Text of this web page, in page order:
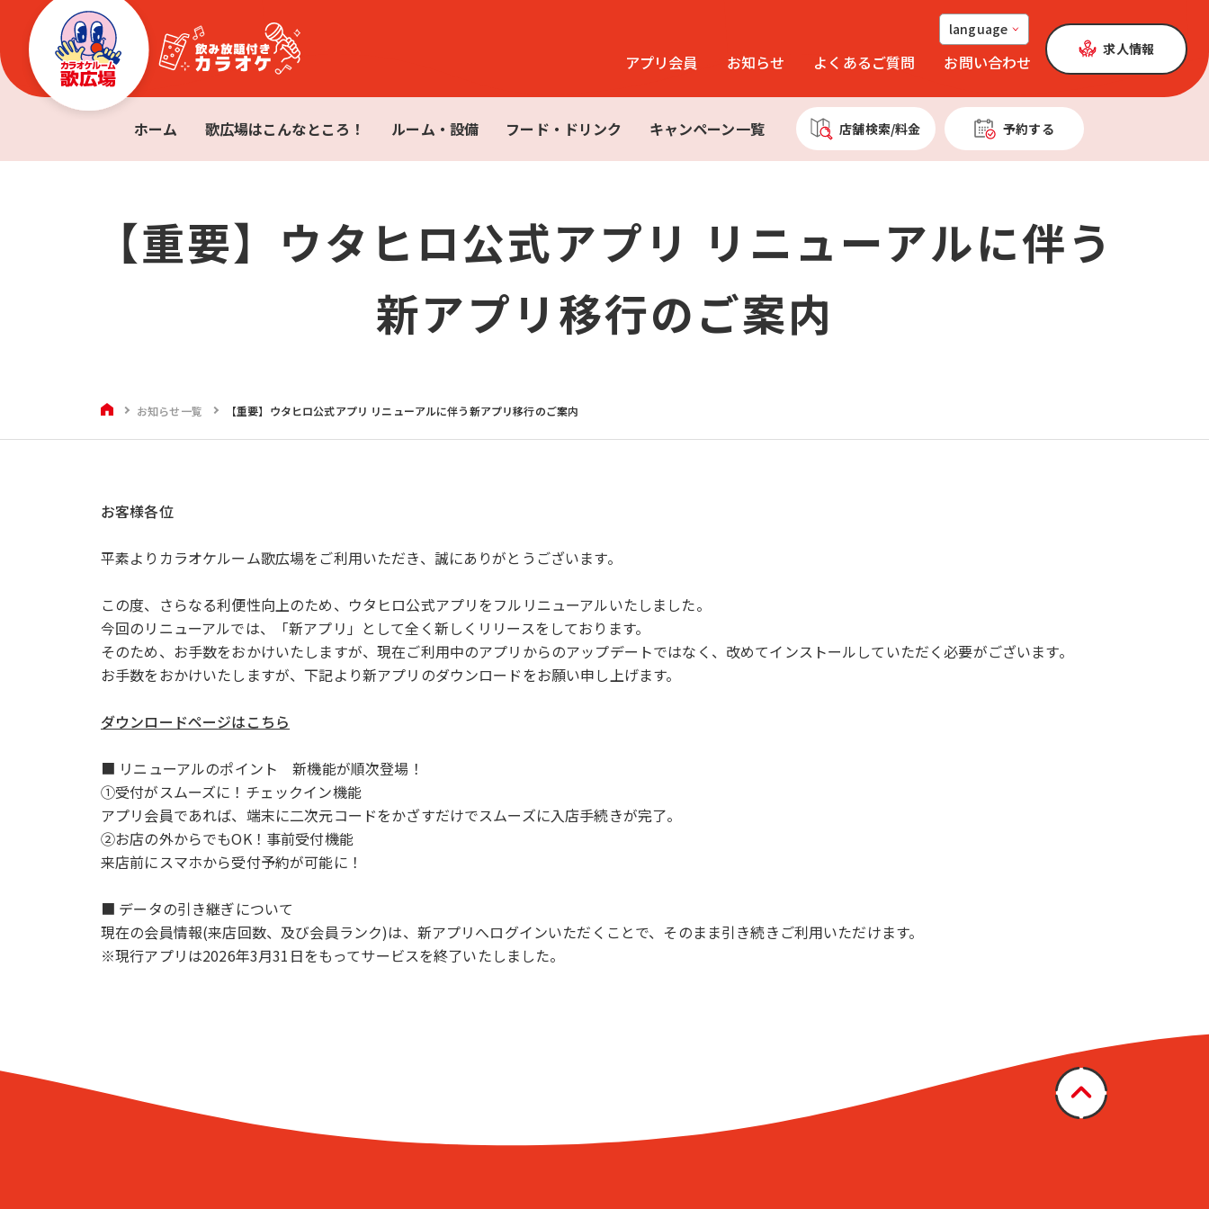
language
アプリ会員 お知らせ よくあるご質問 お問い合わせ
求人情報
ホーム 歌広場はこんなところ！ ルーム・設備 フード・ドリンク キャンペーン一覧 店舗検索/料金 予約する
【重要】ウタヒロ公式アプリ リニューアルに伴う
新アプリ移行のご案内
HOMEお知らせ一覧 【重要】ウタヒロ公式アプリ リニューアルに伴う新アプリ移行のご案内
お客様各位
平素よりカラオケルーム歌広場をご利用いただき、誠にありがとうございます。
この度、さらなる利便性向上のため、ウタヒロ公式アプリをフルリニューアルいたしました。
今回のリニューアルでは、「新アプリ」として全く新しくリリースをしております。
そのため、お手数をおかけいたしますが、現在ご利用中のアプリからのアップデートではなく、改めてインストールしていただく必要がございます。
お手数をおかけいたしますが、下記より新アプリのダウンロードをお願い申し上げます。
ダウンロードページはこちら
■ リニューアルのポイント 新機能が順次登場！
①受付がスムーズに！チェックイン機能
アプリ会員であれば、端末に二次元コードをかざすだけでスムーズに入店手続きが完了。
②お店の外からでもOK！事前受付機能
来店前にスマホから受付予約が可能に！
■ データの引き継ぎについて
現在の会員情報(来店回数、及び会員ランク)は、新アプリへログインいただくことで、そのまま引き続きご利用いただけます。
※現行アプリは2026年3月31日をもってサービスを終了いたしました。